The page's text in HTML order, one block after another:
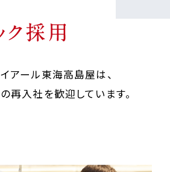
アール東海高島屋は、
再入社を歓迎しています。